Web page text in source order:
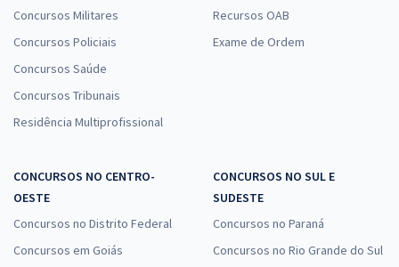
Concursos Militares
Concursos Policiais
Concursos Saúde
Concursos Tribunais
Residência Multiprofissional
Recursos OAB
Exame de Ordem
CONCURSOS NO CENTRO-
OESTE
Concursos no Distrito Federal
Concursos em Goiás
CONCURSOS NO SUL E
SUDESTE
Concursos no Paraná
Concursos no Rio Grande do Sul